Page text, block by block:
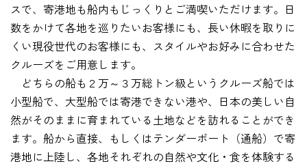
スで、寄港地も船内もじっくりとご満喫いただけます。日
数をかけて各地を巡りたいお客様にも、長い休暇を取りに
くい現役世代のお客様にも、スタイルやお好みに合わせた
クルーズをご用意します。
どちらの船も２万～３万総トン級というクルーズ船では
小型船で、大型船では寄港できない港や、日本の美しい自
然がそのままに育まれている土地などを訪れることができ
ます。船から直接、もしくはテンダーボート（通船）で寄
港地に上陸し、各地それぞれの自然や文化・食を体験する